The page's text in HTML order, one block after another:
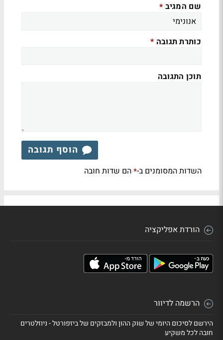
שם המגיב *
כותרת תגובה *
תוכן התגובה
הוסף תגובה
השדות המסומנים ב-*הם שדות חובה
הורדת אפליקציה
הרשמה לדיוור
הירשם לסיכום היומי של שוק ההון ולמבזקים של ביזפורטל - ניוזלטרים
חובה לכל משקיע